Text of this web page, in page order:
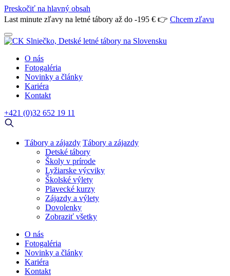
Preskočiť na hlavný obsah
Last minute zľavy na letné tábory až do -195 € 👉 Chcem zľavu
O nás
Fotogaléria
Novinky a články
Kariéra
Kontakt
+421 (0)32 652 19 11
Tábory a zájazdy Tábory a zájazdy
Detské tábory
Školy v prírode
Lyžiarske výcviky
Školské výlety
Plavecké kurzy
Zájazdy a výlety
Dovolenky
Zobraziť všetky
O nás
Fotogaléria
Novinky a články
Kariéra
Kontakt